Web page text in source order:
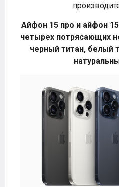
Айфон 15 про и айфон
четырех потрясающих
черный титан, белый